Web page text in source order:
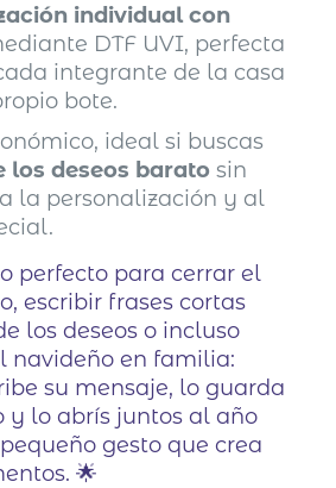
individual con
DTF UVI, perfecta
integrante de la casa
bote.
ideal si buscas
los deseos barato sin
la personalización y al
perfecto para cerrar el
escribir frases cortas
los deseos o incluso
navideño en familia:
su mensaje, lo guarda
y lo abrís juntos al año
gesto que crea
🌟